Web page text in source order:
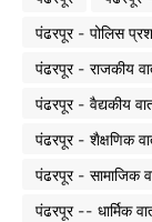
पंढरपूर - पोलिस
पंढरपूर - राजकीय
पंढरपूर - वैद्यकीय
पंढरपूर - शैक्षणिक
पंढरपूर - सामाजिक
पंढरपूर -- धार्मिक